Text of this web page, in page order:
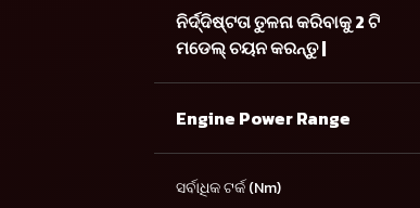
ନିର୍ଦ୍ଦିଷ୍ଟତା ତୁଳନା କରିବାକୁ 2 ଟି
ମଡେଲ୍ ଚୟନ କରନ୍ତୁ |
Engine Power Range
ସର୍ବାଧିକ ଟର୍କ (Nm)